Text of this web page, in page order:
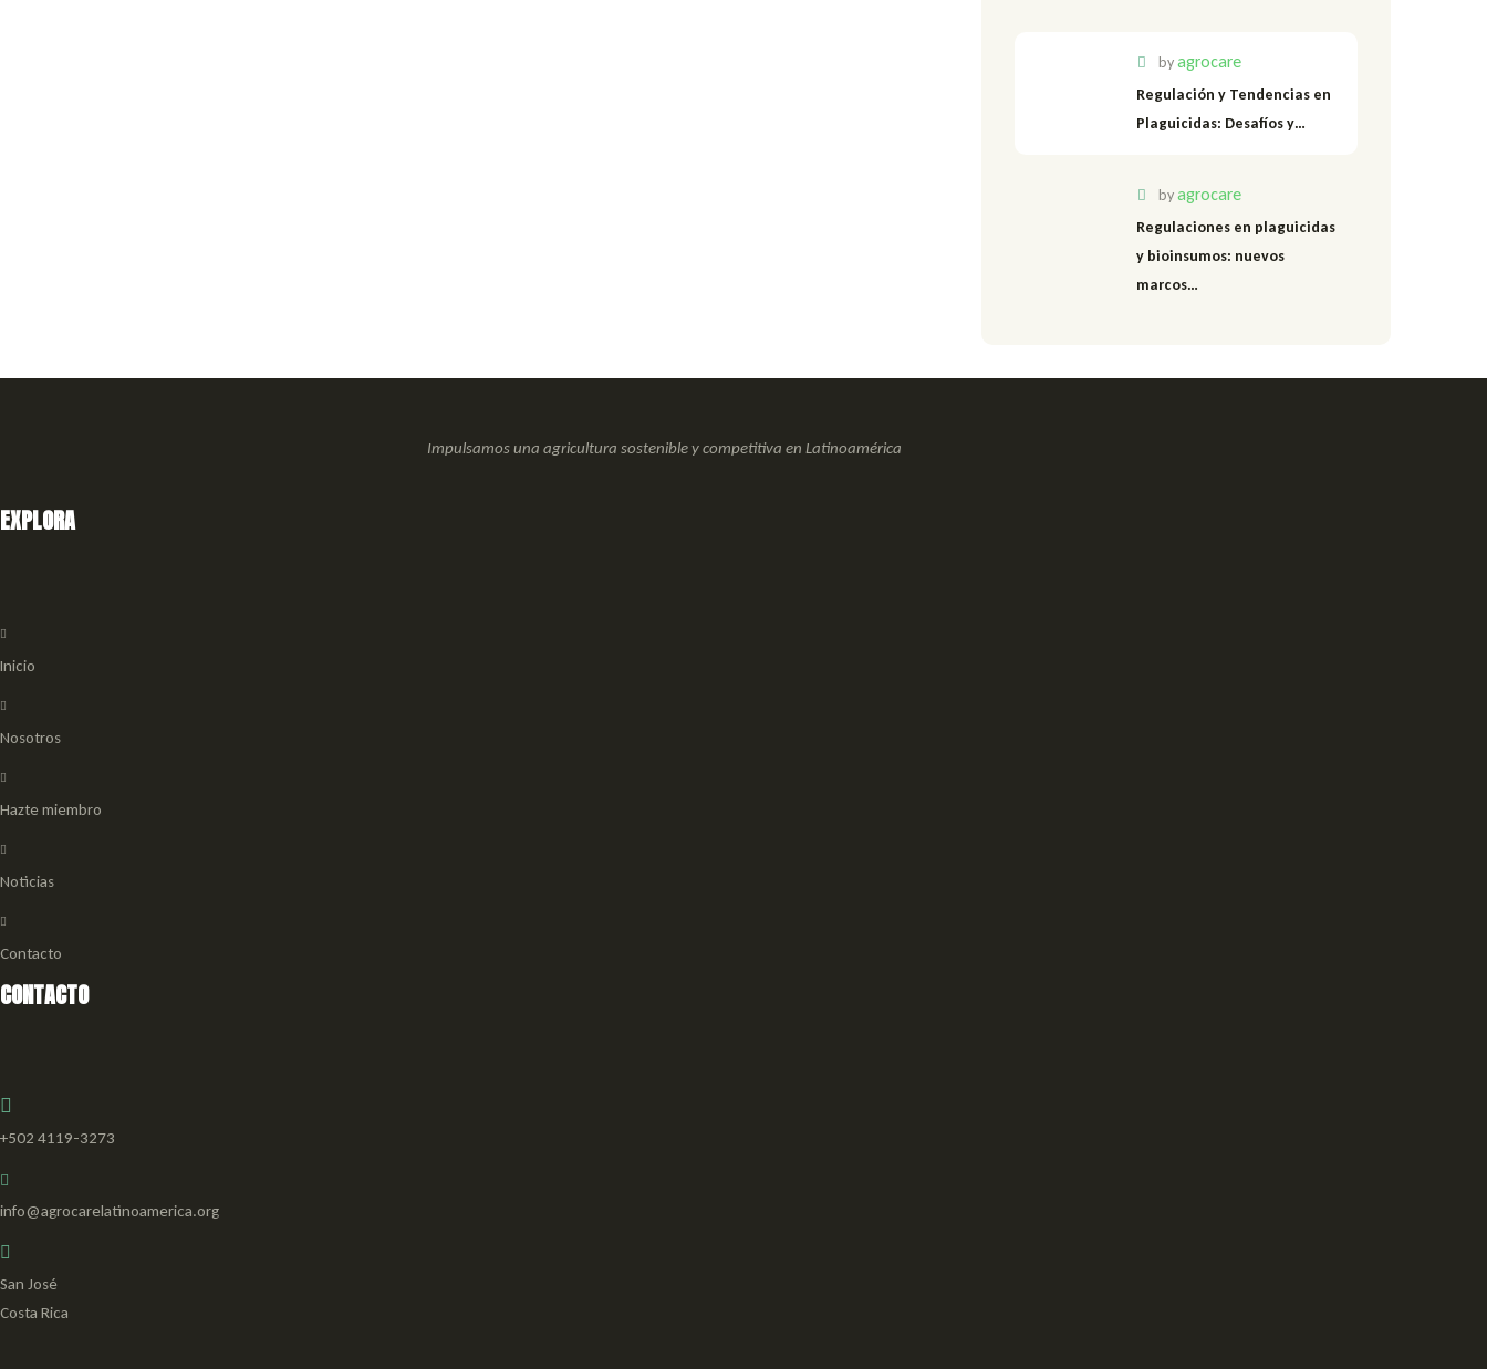
byagrocare
Regulación y Tendencias en
Plaguicidas: Desafíos y…
byagrocare
Regulaciones en plaguicidas
y bioinsumos: nuevos
marcos…
Impulsamos una agricultura sostenible y competitiva en Latinoamérica
EXPLORA
Inicio
Nosotros
Hazte miembro
Noticias
Contacto
CONTACTO
+502 4119-3273
info@agrocarelatinoamerica.org
San José
Costa Rica